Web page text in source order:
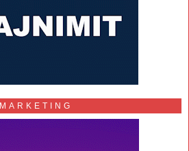
MARKETING